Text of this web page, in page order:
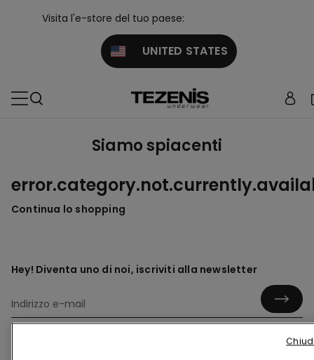
Visita l'e-store del tuo paese:
UNITED STATES
Siamo spiacenti
Continua lo shopping
Hey! Diventa uno di noi, iscriviti alla newsletter